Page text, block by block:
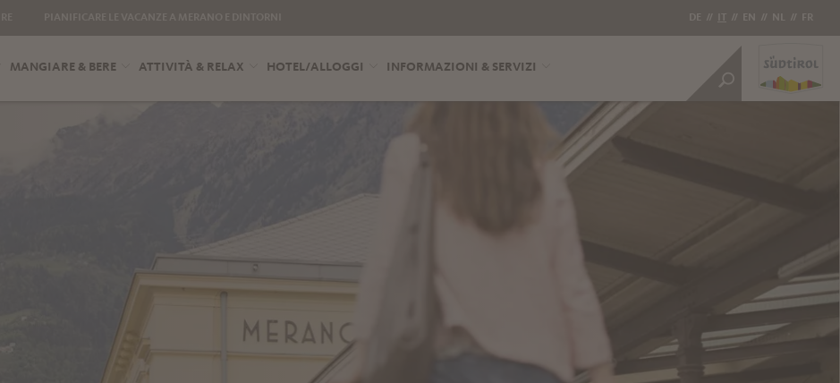
DE // IT // EN // NL // FR
MANGIARE & BERE ATTIVITÀ & RELAX HOTEL/ALLOGGI INFORMAZIONI & SERVIZI